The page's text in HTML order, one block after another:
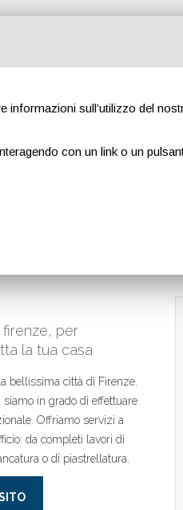
per
la tua casa
bellissima città di Firenze.
in grado di effettuare
Offriamo servizi a
da completi lavori di
o di piastrellatura.
informazioni sull’utilizzo del
con un link o un